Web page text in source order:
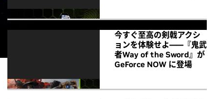
今すぐ至高の剣戟アクシ
ョンを体験せよ――『鬼武
者Way of the Sword』が
GeForce NOW に登場